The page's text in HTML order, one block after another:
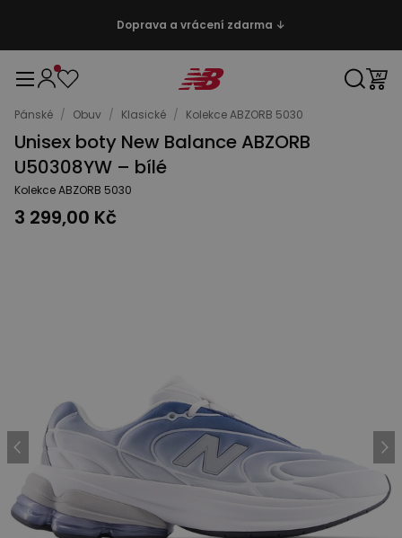
Doprava a vrácení zdarma ↓
Pánské / Obuv / Klasické / Kolekce ABZORB 5030
Unisex boty New Balance ABZORB
U50308YW – bílé
Kolekce ABZORB 5030
3 299,00 Kč